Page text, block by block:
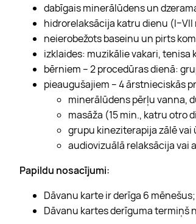
dabīgais minerālūdens un
hidrorelaksācija katru dienu (I–VII
neierobežots baseinu un pirts
izklaides: muzikālie vakari, tenisa
bērniem – 2 procedūras dienā:
pieaugušajiem – 4 ārstnieciskās
minerālūdens pērļu vanna,
masāža (15 min., katru otro
grupu kineziterapija zālē vai
audiovizuālā relaksācija vai
Papildu nosacījumi:
Dāvanu karte ir derīga 6 mēnešus;
Dāvanu kartes derīguma termiņš